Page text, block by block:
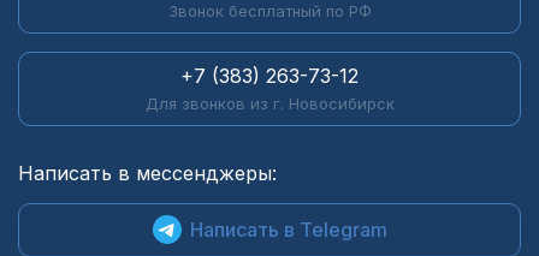
Звонок бесплатный по РФ
+7 (383) 263-73-12
Для звонков из г. Новосибирск
Написать в мессенджеры:
Написать в Telegram